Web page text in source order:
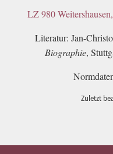
LZ 980
Literatur: Jan-
Biographie,
Zuletzt